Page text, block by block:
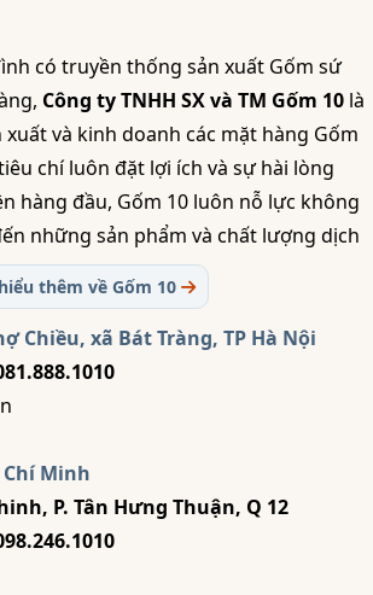
có truyền thống sản xuất Gốm sứ
Công ty TNHH SX và TM Gốm 10 là
và kinh doanh các mặt hàng Gốm
chí luôn đặt lợi ích và sự hài lòng
hàng đầu, Gốm 10 luôn nỗ lực không
những sản phẩm và chất lượng dịch
thêm về Gốm 10
Chiều, xã Bát Tràng, TP Hà Nội
Chí Minh
P. Tân Hưng Thuận, Q 12